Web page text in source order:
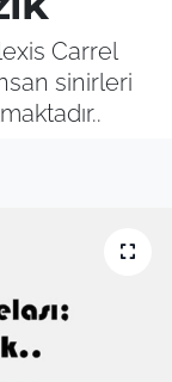
Carrel
sinirleri